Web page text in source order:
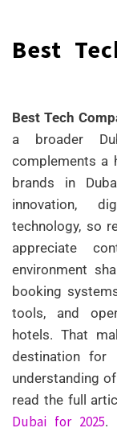
Best
Best Tech
a broader
complements a
brands in
innovation,
technology, so
appreciate
environment
booking
tools, and
hotels. That
destination for
understanding
read the full
Dubai for 2025.